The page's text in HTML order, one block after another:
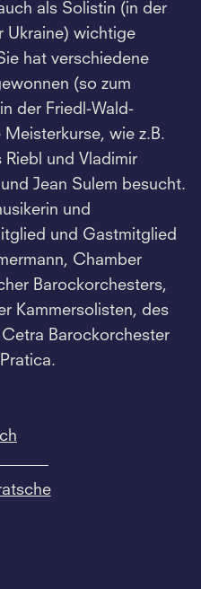
als Solistin (in der
Ukraine) wichtige
hat verschiedene
(so zum
der Friedl-Wald-
wie z.B.
und Vladimir
Jean Sulem besucht.
und
und Gastmitglied
Chamber
Barockorchesters,
Kammersolisten, des
Barockorchester
ch